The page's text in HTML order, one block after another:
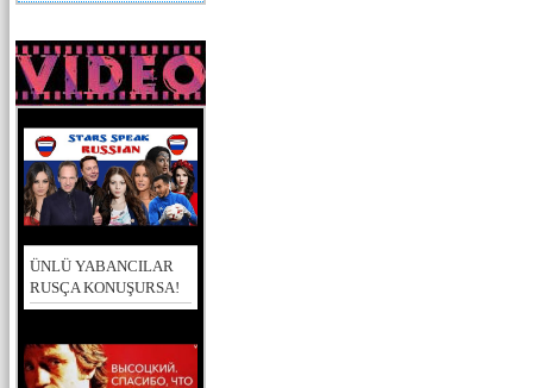
ÜNLÜ YABANCILAR
RUSÇA KONUŞURSA!